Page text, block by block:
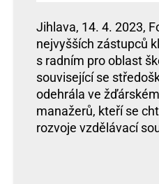
Jihlava, 14. 4. 2023,
nejvyšších zástupců
s radním pro oblast
související se
odehrála ve
manažerů, kteří se
rozvoje vzdělávací